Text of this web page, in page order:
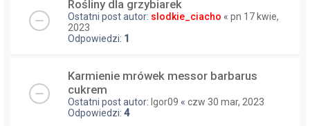
Rośliny dla grzybiarek
Ostatni post autor: slodkie_ciacho « pn 17 kwie,
2023
Odpowiedzi: 1
Karmienie mrówek messor barbarus
cukrem
Ostatni post autor: Igor09 « czw 30 mar, 2023
Odpowiedzi: 4